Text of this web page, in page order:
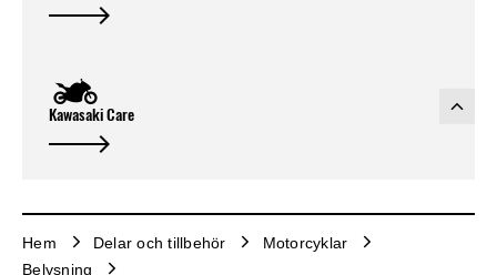
Kawasaki Care
Hem Delar och tillbehör
Motorcyklar
Belysning